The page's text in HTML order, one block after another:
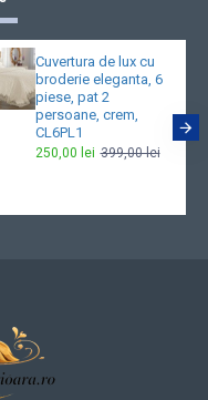
Cuvertura de lux cu
broderie eleganta, 6
piese, pat 2
persoane, crem,
CL6PL1
250,00 lei 399,00 lei